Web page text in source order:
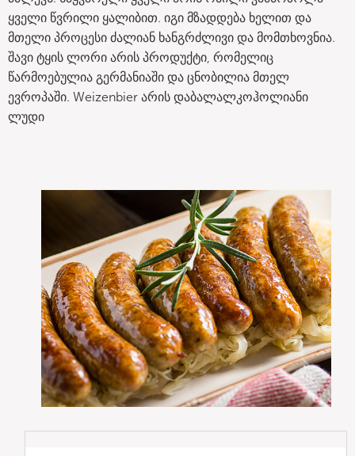
ყველი წვრილი ყალიბით. იგი მზადდება ხელით და
მთელი პროცესი ძალიან ხანგრძლივი და მომთხოვნია.
შავი ტყის ლორი არის პროდუქტი, რომელიც
წარმოებულია გერმანიაში და ცნობილია მთელ
ევროპაში. Weizenbier არის დაბალალკოჰოლიანი
ლუდი